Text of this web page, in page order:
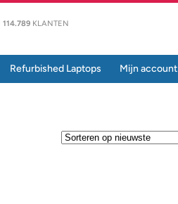
114.789 KLANTEN
Refurbished Laptops Mijn account